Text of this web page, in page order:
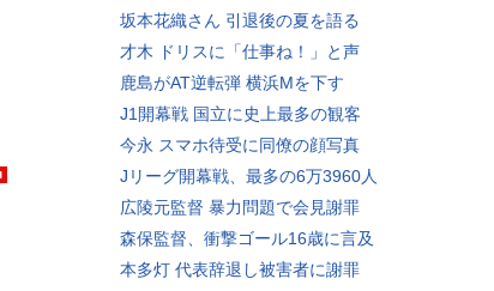
坂本花織さん 引退後の夏を語る
才木 ドリスに「仕事ね！」と声
鹿島がAT逆転弾 横浜Mを下す
J1開幕戦 国立に史上最多の観客
今永 スマホ待受に同僚の顔写真
Jリーグ開幕戦、最多の6万3960人
広陵元監督 暴力問題で会見謝罪
森保監督、衝撃ゴール16歳に言及
本多灯 代表辞退し被害者に謝罪